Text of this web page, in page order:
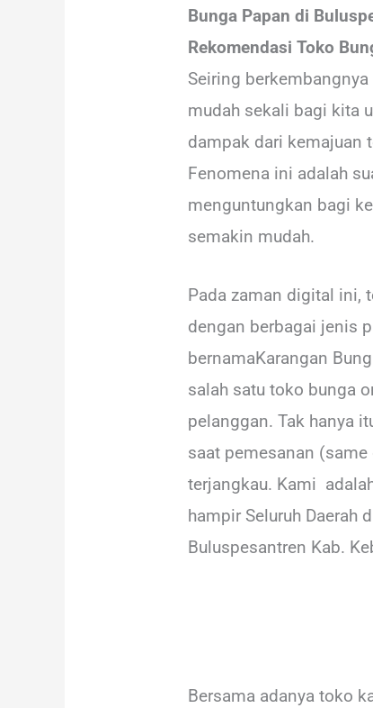
Bunga Papan di
Rekomendasi Toko
Seiring
mudah sekali bagi kita
dampak dari kemajuan
Fenomena ini adalah
menguntungkan bagi
semakin mudah.
Pada zaman digital ini,
dengan berbagai jenis
bernamaKarangan
salah satu toko bunga
pelanggan. Tak hanya
saat pemesanan
terjangkau. Kami
hampir Seluruh Daerah
Buluspesantren Kab.
Bersama adanya toko